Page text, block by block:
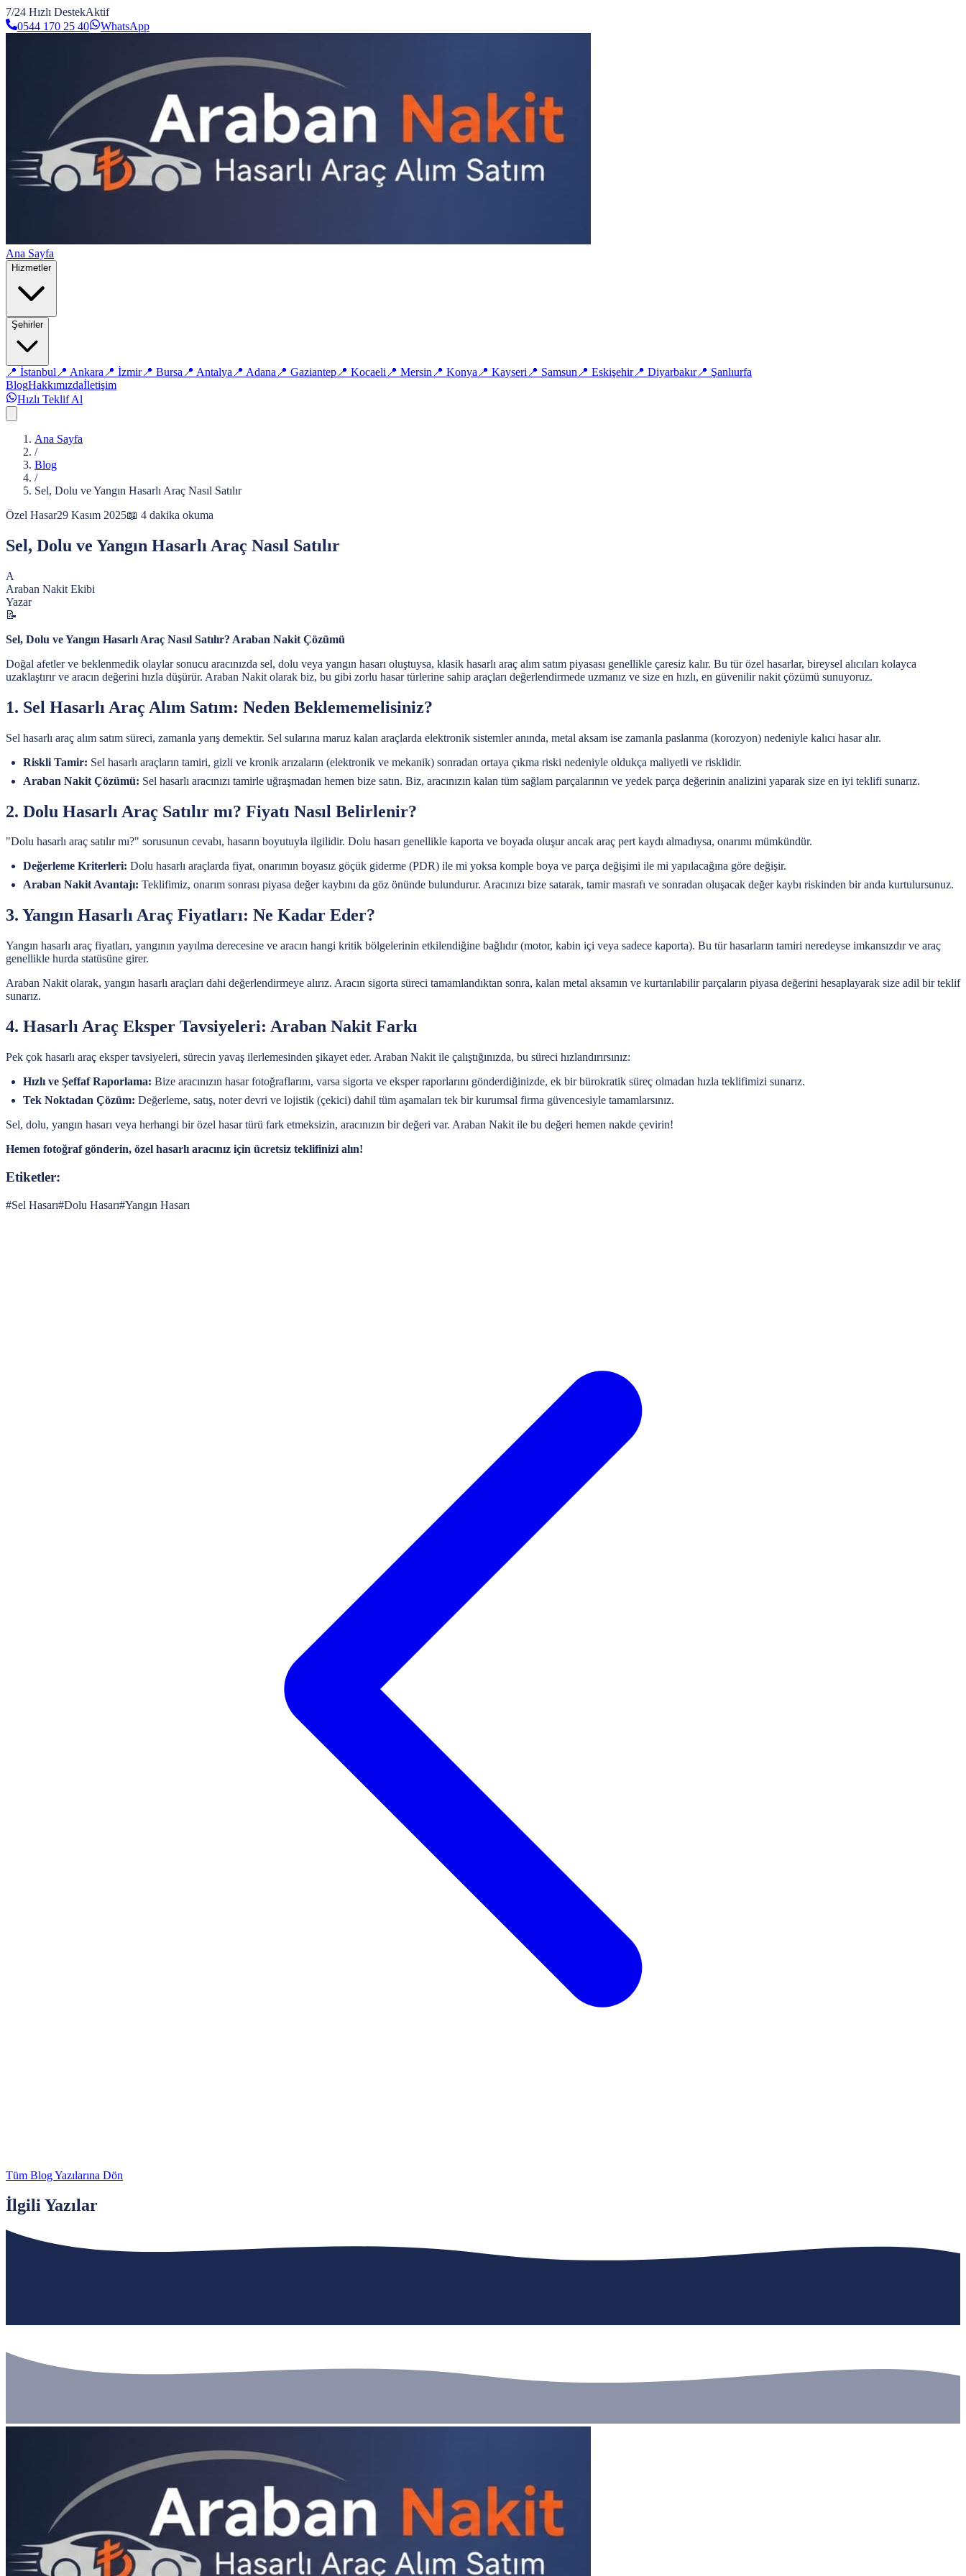
7/24 Hızlı DestekAktif
0544 170 25 40
WhatsApp
Ana Sayfa
Hizmetler
Şehirler
📍 İstanbul 📍 Ankara 📍 İzmir📍 Bursa 📍 Antalya 📍 Adana 📍 Gaziantep 📍 Kocaeli 📍 Mersin 📍 Konya 📍 Kayseri 📍 Samsun 📍 Eskişehir📍 Diyarbakır📍 Şanlıurfa
BlogHakkımızdaİletişim
Hızlı Teklif Al
Ana Sayfa
/
Blog
/
Sel, Dolu ve Yangın Hasarlı Araç Nasıl Satılır
Özel Hasar29 Kasım 2025📖 4 dakika okuma
Sel, Dolu ve Yangın Hasarlı Araç Nasıl Satılır
A
Araban Nakit Ekibi
Yazar
📝
Sel, Dolu ve Yangın Hasarlı Araç Nasıl Satılır? Araban Nakit Çözümü
Doğal afetler ve beklenmedik olaylar sonucu aracınızda sel, dolu veya yangın hasarı oluştuysa, klasik hasarlı araç alım satım piyasası genellikle çaresiz kalır. Bu tür özel hasarlar, bireysel alıcıları kolayca
uzaklaştırır ve aracın değerini hızla düşürür. Araban Nakit olarak biz, bu gibi zorlu hasar türlerine sahip araçları değerlendirmede uzmanız ve size en hızlı, en güvenilir nakit çözümü sunuyoruz.
1. Sel Hasarlı Araç Alım Satım: Neden Beklememelisiniz?
Sel hasarlı araç alım satım süreci, zamanla yarış demektir. Sel sularına maruz kalan araçlarda elektronik sistemler anında, metal aksam ise zamanla paslanma (korozyon) nedeniyle kalıcı hasar alır.
Riskli Tamir: Sel hasarlı araçların tamiri, gizli ve kronik arızaların (elektronik ve mekanik) sonradan ortaya çıkma riski nedeniyle oldukça maliyetli ve risklidir.
Araban Nakit Çözümü: Sel hasarlı aracınızı tamirle uğraşmadan hemen bize satın. Biz, aracınızın kalan tüm sağlam parçalarının ve yedek parça değerinin analizini yaparak size en iyi teklifi sunarız.
2. Dolu Hasarlı Araç Satılır mı? Fiyatı Nasıl Belirlenir?
"Dolu hasarlı araç satılır mı?" sorusunun cevabı, hasarın boyutuyla ilgilidir. Dolu hasarı genellikle kaporta ve boyada oluşur ancak araç pert kaydı almadıysa, onarımı mümkündür.
Değerleme Kriterleri: Dolu hasarlı araçlarda fiyat, onarımın boyasız göçük giderme (PDR) ile mi yoksa komple boya ve parça değişimi ile mi yapılacağına göre değişir.
Araban Nakit Avantajı: Teklifimiz, onarım sonrası piyasa değer kaybını da göz önünde bulundurur. Aracınızı bize satarak, tamir masrafı ve sonradan oluşacak değer kaybı riskinden bir anda kurtulursunuz.
3. Yangın Hasarlı Araç Fiyatları: Ne Kadar Eder?
Yangın hasarlı araç fiyatları, yangının yayılma derecesine ve aracın hangi kritik bölgelerinin etkilendiğine bağlıdır (motor, kabin içi veya sadece kaporta). Bu tür hasarların tamiri neredeyse imkansızdır ve araç
genellikle hurda statüsüne girer.
Araban Nakit olarak, yangın hasarlı araçları dahi değerlendirmeye alırız. Aracın sigorta süreci tamamlandıktan sonra, kalan metal aksamın ve kurtarılabilir parçaların piyasa değerini hesaplayarak size adil bir teklif
sunarız.
4. Hasarlı Araç Eksper Tavsiyeleri: Araban Nakit Farkı
Pek çok hasarlı araç eksper tavsiyeleri, sürecin yavaş ilerlemesinden şikayet eder. Araban Nakit ile çalıştığınızda, bu süreci hızlandırırsınız:
Hızlı ve Şeffaf Raporlama: Bize aracınızın hasar fotoğraflarını, varsa sigorta ve eksper raporlarını gönderdiğinizde, ek bir bürokratik süreç olmadan hızla teklifimizi sunarız.
Tek Noktadan Çözüm: Değerleme, satış, noter devri ve lojistik (çekici) dahil tüm aşamaları tek bir kurumsal firma güvencesiyle tamamlarsınız.
Sel, dolu, yangın hasarı veya herhangi bir özel hasar türü fark etmeksizin, aracınızın bir değeri var. Araban Nakit ile bu değeri hemen nakde çevirin!
Hemen fotoğraf gönderin, özel hasarlı aracınız için ücretsiz teklifinizi alın!
Etiketler:
#Sel Hasarı#Dolu Hasarı#Yangın Hasarı
Tüm Blog Yazılarına Dön
İlgili Yazılar